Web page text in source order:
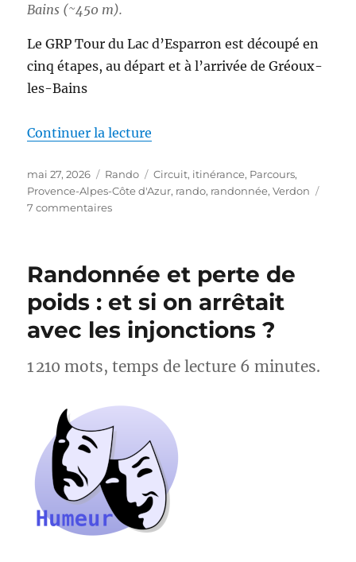
Bains (~450 m).
Le GRP Tour du Lac d’Esparron est découpé en
cinq étapes, au départ et à l’arrivée de Gréoux-
les-Bains
Continuer la lecture
Publié
le
mai 27, 2026 Catégories
Rando Étiquettes
Circuit, itinérance, Parcours,
Provence-Alpes-Côte d'Azur, rando, randonnée,Verdon
7 commentairessur
autour
Lac
d’Esparron
–
de-
Provence
Randonnée et perte de
poids : et si on arrêtait
avec les injonctions ?
1 210 mots, temps de lecture 6 minutes.